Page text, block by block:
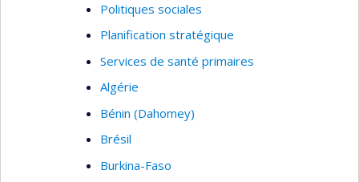
Politiques sociales
Planification stratégique
Services de santé primaires
Algérie
Bénin (Dahomey)
Brésil
Burkina-Faso